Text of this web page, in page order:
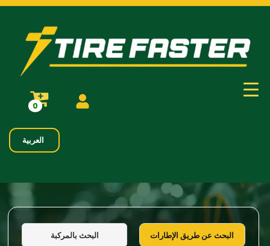
0
العربية
البحث عن طريق الإطارات البحث بالمركبة